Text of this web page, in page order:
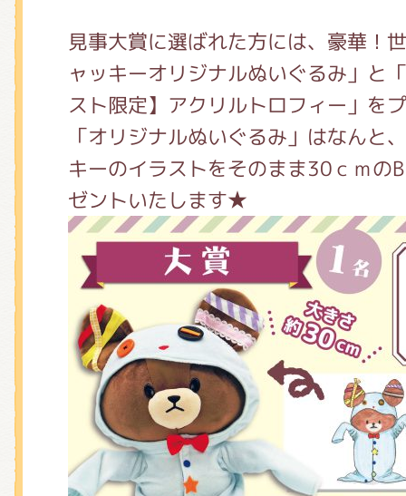
見事大賞に選ばれた方には、豪華！
ャッキーオリジナルぬいぐるみ」と
スト限定】アクリルトロフィー」を
「オリジナルぬいぐるみ」はなんと
キーのイラストをそのまま30ｃｍの
ゼントいたします★